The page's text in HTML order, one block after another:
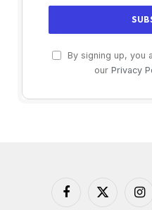
By signing up, you
our Privacy
Facebook
X